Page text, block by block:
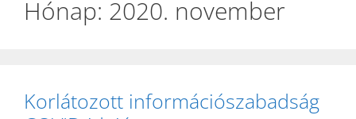
Hónap: 2020. november
Korlátozott információszabadság